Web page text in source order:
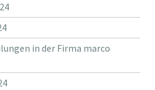
in der Firma marco